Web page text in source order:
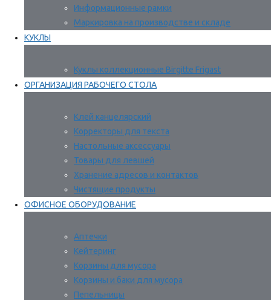
Информационные рамки
Маркировка на производстве и складе
КУКЛЫ
Куклы коллекционные Birgitte Frigast
ОРГАНИЗАЦИЯ РАБОЧЕГО СТОЛА
Клей канцелярский
Корректоры для текста
Настольные аксессуары
Товары для левшей
Хранение адресов и контактов
Чистящие продукты
ОФИСНОЕ ОБОРУДОВАНИЕ
Аптечки
Кейтеринг
Корзины для мусора
Корзины и баки для мусора
Пепельницы